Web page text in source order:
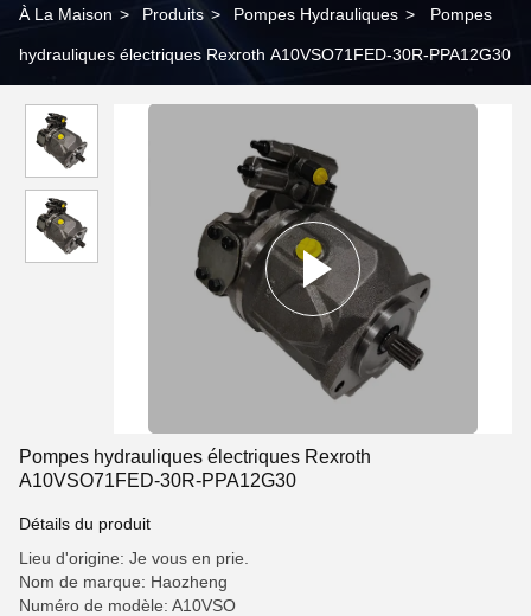
À La Maison > Produits > Pompes Hydrauliques > Pompes
hydrauliques électriques Rexroth A10VSO71FED-30R-PPA12G30
Pompes hydrauliques électriques Rexroth
A10VSO71FED-30R-PPA12G30
Détails du produit
Lieu d'origine: Je vous en prie.
Nom de marque: Haozheng
Numéro de modèle: A10VSO